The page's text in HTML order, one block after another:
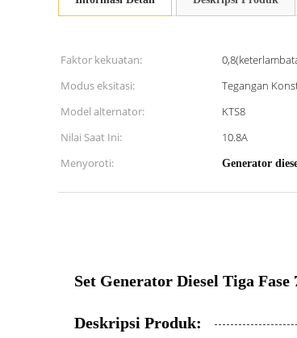
Faktor kekuatan:
Modus eksitasi:
Tegangan
Model alternator:
KTS8
Nilai Saat Ini:
10.8A
Menyoroti:
Generator
Set Generator Diesel Tiga
Deskripsi Produk: